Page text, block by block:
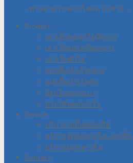
- ท่านสามารถดาวโหลด โบชัวร์ ...
Product
เสาเข็มคอนกรีตอัดแรง
เสาเข็มหกเหลี่ยมกลวง
เสาเข็มตัวไอ
แผ่นพื้นสำเร็จกลวง
แผ่นพื้นสำเร็จตัน
อิฐบล็อกมวลเบา
คอนกรีตผสมเสร็จ
Service
บริการรถปั๊มคอนกรีต
บริการจัดส่งเสาเข็ม แผ่นพื้น
บริการตอกเสาเข็ม
Contact